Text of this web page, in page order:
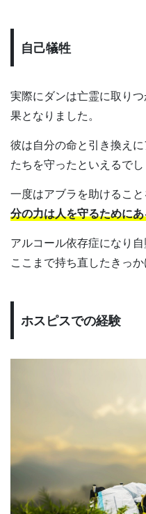
自己犠牲
実際にダンは亡霊に取り
果となりました。
彼は自分の命と引き換え
たちを守ったといえるでし
一度はアブラを助けるこ
分の力は人を守るために
アルコール依存症になり
ここまで持ち直したきっ
ホスピスでの経験